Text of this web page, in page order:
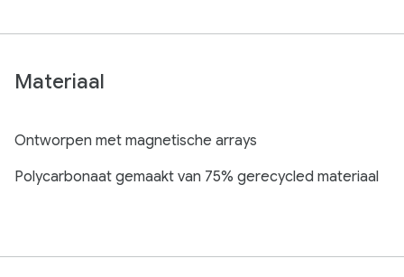
Materiaal
Ontworpen met magnetische arrays
Polycarbonaat gemaakt van 75% gerecycled materiaal